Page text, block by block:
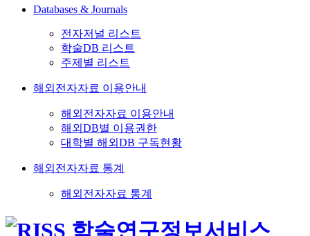
Databases & Journals
전자저널 리스트
학술DB 리스트
주제별 리스트
해외전자자료 이용안내
해외전자자료 이용안내
해외DB별 이용권한
대학별 해외DB 구독현황
해외전자자료 통계
해외전자자료 통계